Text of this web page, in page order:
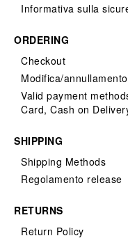
Informativa sulla
ORDERING
Checkout
Modifica/
Valid payment
Card, Cash on
SHIPPING
Shipping Methods
Regolamento release
RETURNS
Return Policy